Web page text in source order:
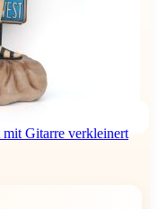
Gitarre verkleinert